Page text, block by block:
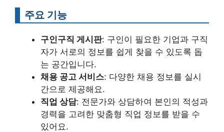
주요 기능
구인구직 게시판: 구인이 필요한 기업과 구직
자가 서로의 정보를 쉽게 찾을 수 있도록 돕
는 공간입니다.
채용 공고 서비스: 다양한 채용 정보를 실시
간으로 제공해요.
직업 상담: 전문가와 상담하여 본인의 적성과
경력을 고려한 맞춤형 직업 정보를 받을 수
있어요.